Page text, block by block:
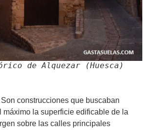
de Alquezar (Huesca)
Son construcciones que buscaban
máximo la superficie edificable de la
sobre las calles principales